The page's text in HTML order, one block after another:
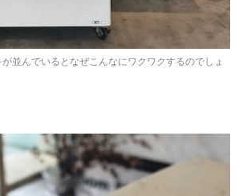
並んでいるとなぜこんなにワクワクするのでしょ